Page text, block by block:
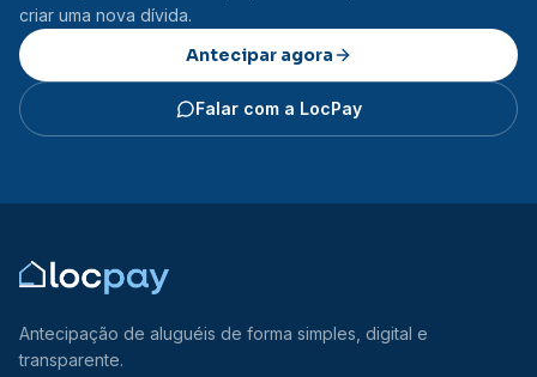
criar uma nova dívida.
Antecipar agora
Falar com a LocPay
Antecipação de aluguéis de forma simples, digital e
transparente.